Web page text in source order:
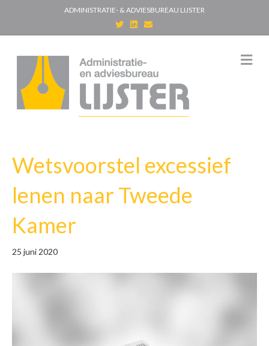
ADMINISTRATIE- & ADVIESBUREAU LIJSTER
T
w
i
e
r
n
d
i
n
E
m
a
M
e
Wetsvoorstel excessief
lenen naar Tweede
Kamer
25 juni 2020